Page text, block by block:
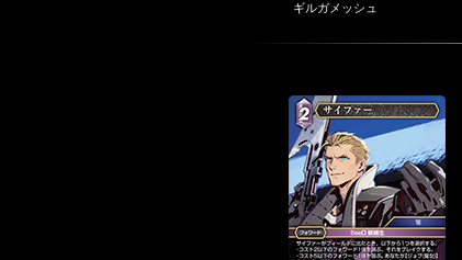
ギルガメッシュ